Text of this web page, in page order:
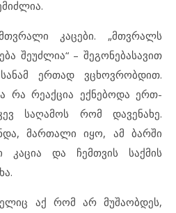
კაცები. „მთვრალს
შეუძლია“ – შეგონებასავით
ერთად ვცხოვრობდით.
რა რეაქცია ექნებოდა ერთ-
საღამოს რომ დავენახე.
მართალი იყო, ამ ბარში
და ჩემთვის საქმის
აქ რომ არ მუშაობდეს,